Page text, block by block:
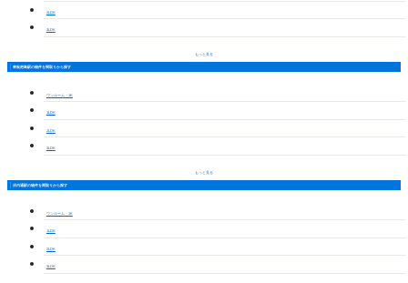
2LDK
3LDK
もっと見る
東枇杷島駅の物件を間取りから探す
ワンルーム・1K
1LDK
2LDK
3LDK
もっと見る
庄内通駅の物件を間取りから探す
ワンルーム・1K
1LDK
2LDK
3LDK